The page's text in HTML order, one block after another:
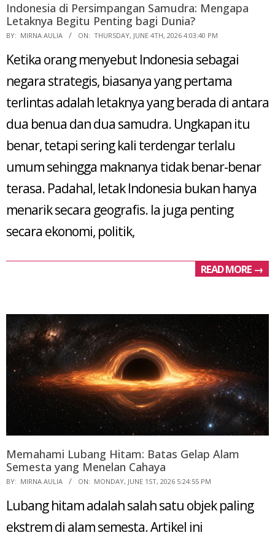
Indonesia di Persimpangan Samudra: Mengapa
Letaknya Begitu Penting bagi Dunia?
2026-
04
BY: MIRNA AULIA ON: THURSDAY, JUNE 4TH, 2026 4:03:40 PM
Ketika orang menyebut Indonesia sebagai
negara strategis, biasanya yang pertama
terlintas adalah letaknya yang berada di antara
dua benua dan dua samudra. Ungkapan itu
benar, tetapi sering kali terdengar terlalu
umum sehingga maknanya tidak benar-benar
terasa. Padahal, letak Indonesia bukan hanya
menarik secara geografis. Ia juga penting
secara ekonomi, politik,
READ MORE →
Memahami Lubang Hitam: Batas Gelap Alam
Semesta yang Menelan Cahaya
2026-
01
BY: MIRNA AULIA ON: MONDAY, JUNE 1ST, 2026 5:24:55 PM
Lubang hitam adalah salah satu objek paling
ekstrem di alam semesta. Artikel ini